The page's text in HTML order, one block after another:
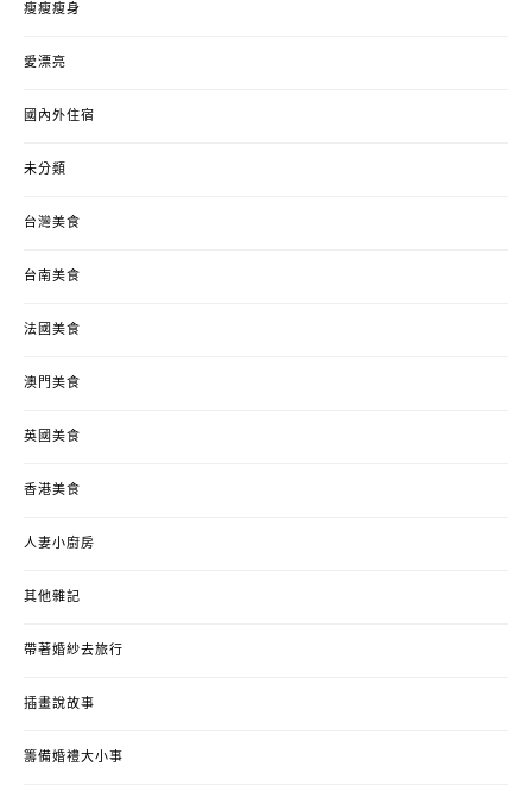
瘦瘦瘦身
愛漂亮
國內外住宿
未分類
台灣美食
台南美食
法國美食
澳門美食
英國美食
香港美食
人妻小廚房
其他雜記
帶著婚紗去旅行
插畫說故事
籌備婚禮大小事